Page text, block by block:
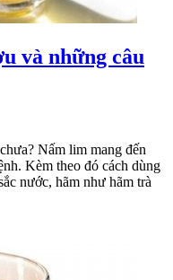
và những câu
Nấm lim mang đến
Kèm theo đó cách dùng
nước, hãm như hãm trà